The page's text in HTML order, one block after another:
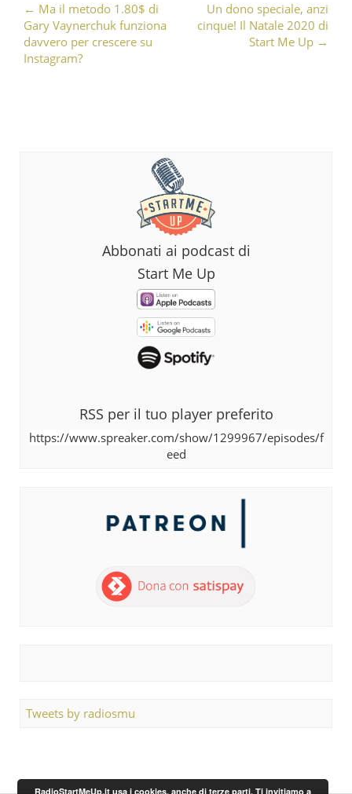
Post navigation
← Ma il metodo 1.80$ di
Gary Vaynerchuk funziona
davvero per crescere su
Instagram?
Un dono speciale, anzi
cinque! Il Natale 2020 di
Start Me Up →
Abbonati ai podcast di
Start Me Up
RSS per il tuo player preferito
https://www.spreaker.com/show/1299967/episodes/f
eed
Tweets by radiosmu
RadioStartMeUp.it usa i cookies, anche di terze parti. Ti invitiamo a